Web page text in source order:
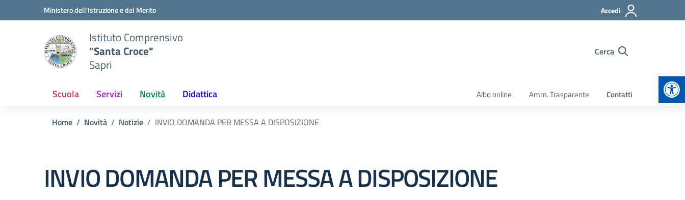
Vai ai contenuti
Vai al menu di navigazioneMinistero dell'Istruzione e del Merito Accedi
Istituto Comprensivo
"Santa Croce"
Sapri
Cerca
Scuola Servizi Novità Didattica Albo online Amm. Trasparente Contatti
Home Novità Notizie INVIO DOMANDA PER MESSA A DISPOSIZIONE
INVIO DOMANDA PER MESSA A DISPOSIZIONE